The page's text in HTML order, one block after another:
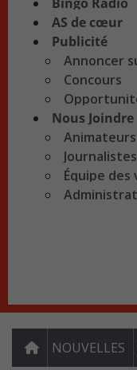
AS de cœur
Publicité
Annoncer
Concours
Nous Joindre
Animateurs
Journalistes
Équipe des
NOUVELLES